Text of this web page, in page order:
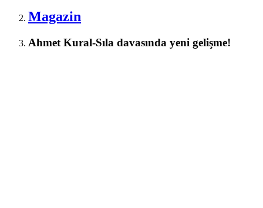
Magazin
Ahmet Kural-Sıla davasında yeni gelişme!